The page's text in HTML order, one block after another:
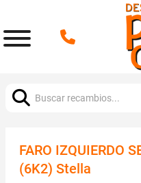
FARO IZQUIERDO
(6K2) Stella